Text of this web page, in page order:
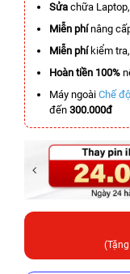
Sửa chữa
Miễn phínâng
Miễn phíkiểm
Hoàn tiền 100%
Máy ngoài Chế
đến 300.000đ